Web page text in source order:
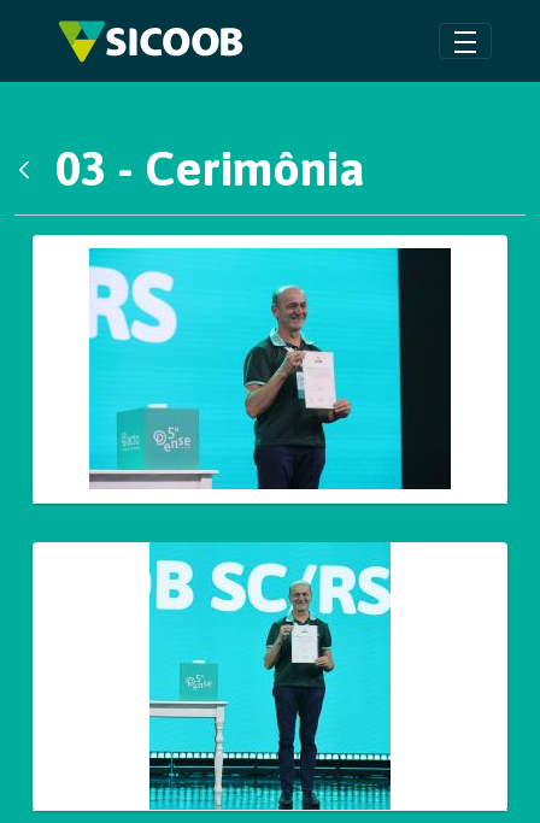
Pular para o Conteúdo principal
03 - Cerimônia
Galeria de Mídias